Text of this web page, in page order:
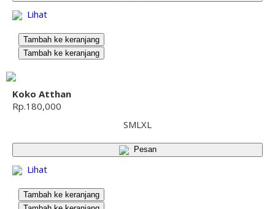
Lihat
Tambah ke keranjang
Tambah ke keranjang
Koko Atthan
Rp.180,000
SMLXL
Pesan
Lihat
Tambah ke keranjang